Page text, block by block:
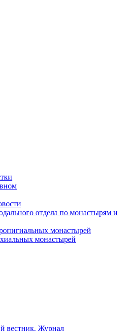
отдела по монастырям и
монастырей
монастырей
вестник. Журнал